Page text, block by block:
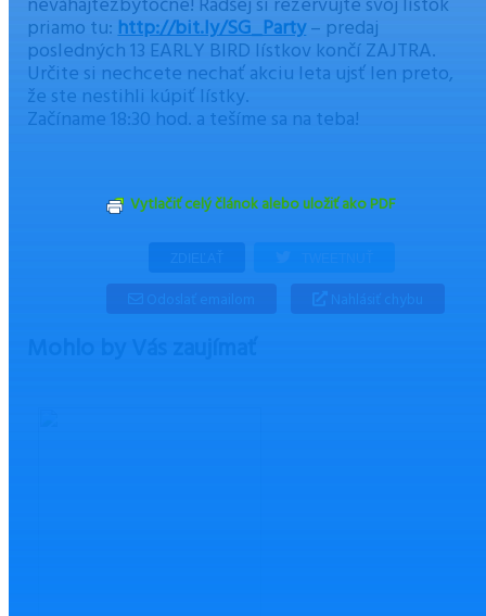
priamo tu:http://bit.ly/SG_Party– predaj
posledných 13 EARLY BIRD lístkov končí ZAJTRA.
Určite si nechcete nechať akciu leta ujsť len preto,
že ste nestihli kúpiť lístky.
Začíname 18:30 hod. a tešíme sa na teba!
Vytlačiť celý článok alebo uložiť ako PDF